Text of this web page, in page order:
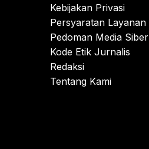
Kebijakan Privasi
Persyaratan Layanan
Pedoman Media Siber
Kode Etik Jurnalis
Redaksi
Tentang Kami